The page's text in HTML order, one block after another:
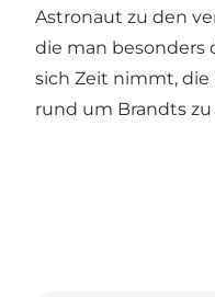
Astronaut zu den
die man besonders
sich Zeit nimmt, die
rund um Brandts